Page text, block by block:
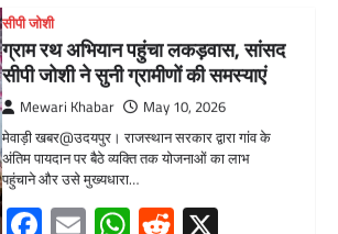
Mewari Khabar
मेवाड़ी खबर@उदयपुर।दूर संचार सलाहकार समिति की
बैठक बुधवार को भारत संचार निगम लिमिटेड बीएसएनएल
के सभागार में सांसद उदयपुर डॉ.…
Facebook
EmailWhatsApp
Reddit
X
Share